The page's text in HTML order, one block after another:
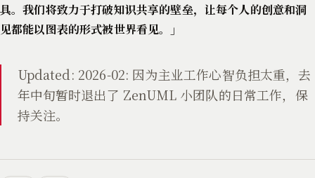
具。我们将致力于打破知识共享的壁垒，让每个人的创意和洞
见都能以图表的形式被世界看见。」
Updated: 2026-02: 因为主业工作心智负担太重，去
年中旬暂时退出了 ZenUML 小团队的日常工作，保
持关注。